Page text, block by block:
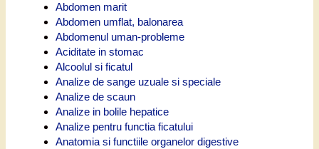
Abdomen marit
Abdomen umflat, balonarea
Abdomenul uman-probleme
Aciditate in stomac
Alcoolul si ficatul
Analize de sange uzuale si speciale
Analize de scaun
Analize in bolile hepatice
Analize pentru functia ficatului
Anatomia si functiile organelor digestive